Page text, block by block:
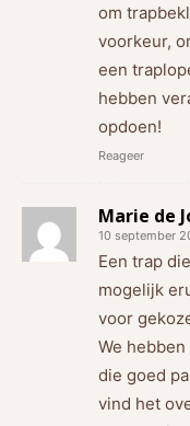
om
voorkeur,
een
hebben
opdoen!
Reageer
Marie de
10 september
Een trap
mogelijk
voor
We
die goed
vind het